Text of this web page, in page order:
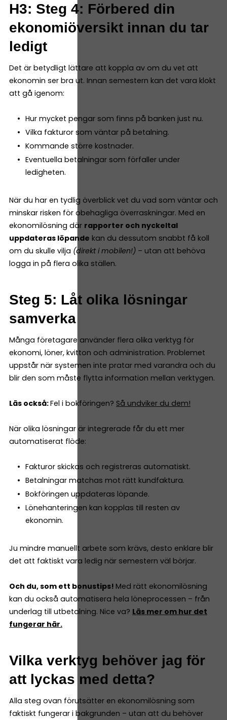
H3: Steg 4: Förbered din
ekonomiöversikt innan du tar
ledigt
Det är betydligt lättare att koppla av om du vet att
ekonomin ser bra ut. Innan semestern kan det vara klokt
att gå igenom:
Hur mycket pengar som finns på banken just nu.
Vilka fakturor som väntar på betalning.
Kommande större kostnader.
Eventuella betalningar som förfaller under
ledigheten.
När du har en tydlig överblick vet du vad som väntar och
minskar risken för obehagliga överraskningar. Med en
ekonomilösning där rapporter och nyckeltal
uppdateras löpande kan du dessutom snabbt få koll
om du skulle vilja (direkt i mobilen!) – utan att behöva
logga in på flera olika ställen.
Steg 5: Låt olika lösningar
samverka
Många företagare använder flera olika verktyg för
ekonomi, löner, kvitton och administration. Problemet
uppstår när systemen inte pratar med varandra och du
blir den som måste flytta information mellan verktygen.
Läs också:Fel i bokföringen? Så undviker du dem!
När olika lösningar är integrerade får du ett mer
automatiserat flöde:
Fakturor skickas och registreras automatiskt.
Betalningar matchas mot rätt kundfaktura.
Bokföringen uppdateras löpande.
Lönehanteringen kan kopplas till resten av
ekonomin.
Ju mindre manuellt arbete som krävs, desto enklare blir
det att faktiskt vara ledig när semestern väl börjar.
Och du, som ett bonustips! Med rätt ekonomilösning
kan du också automatisera hela löneprocessen – från
underlag till utbetalning. Nice va? Läs mer om hur det
fungerar här.
Vilka verktyg behöver jag för
att lyckas med detta?
Alla steg ovan förutsätter en ekonomilösning som
faktiskt fungerar i bakgrunden – utan att du behöver